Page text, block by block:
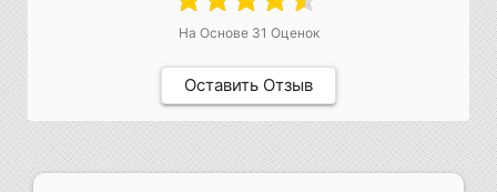
На Основе 31 Оценок
Оставить Отзыв